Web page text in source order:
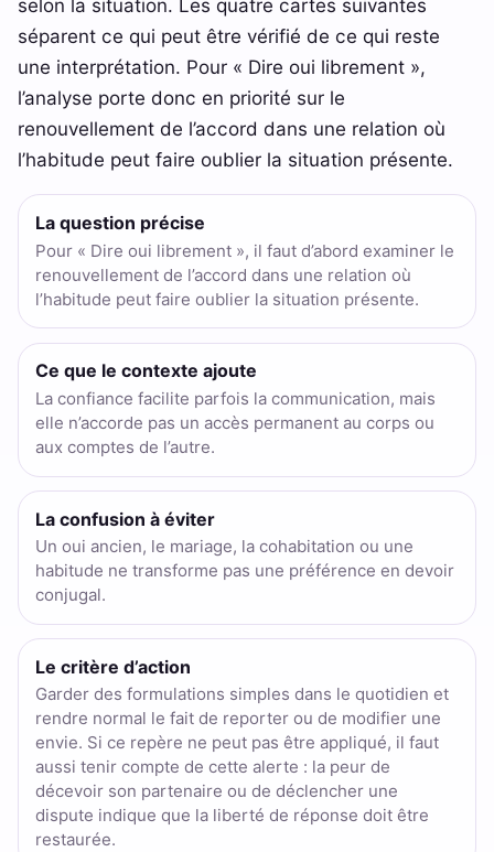
selon la situation. Les quatre cartes suivantes
séparent ce qui peut être vérifié de ce qui reste
une interprétation. Pour « Dire oui librement »,
l’analyse porte donc en priorité sur le
renouvellement de l’accord dans une relation où
l’habitude peut faire oublier la situation présente.
La question précise
Pour « Dire oui librement », il faut d’abord examiner le
renouvellement de l’accord dans une relation où
l’habitude peut faire oublier la situation présente.
Ce que le contexte ajoute
La confiance facilite parfois la communication, mais
elle n’accorde pas un accès permanent au corps ou
aux comptes de l’autre.
La confusion à éviter
Un oui ancien, le mariage, la cohabitation ou une
habitude ne transforme pas une préférence en devoir
conjugal.
Le critère d’action
Garder des formulations simples dans le quotidien et
rendre normal le fait de reporter ou de modifier une
envie. Si ce repère ne peut pas être appliqué, il faut
aussi tenir compte de cette alerte : la peur de
décevoir son partenaire ou de déclencher une
dispute indique que la liberté de réponse doit être
restaurée.